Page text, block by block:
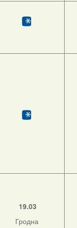
19.03
Гродна